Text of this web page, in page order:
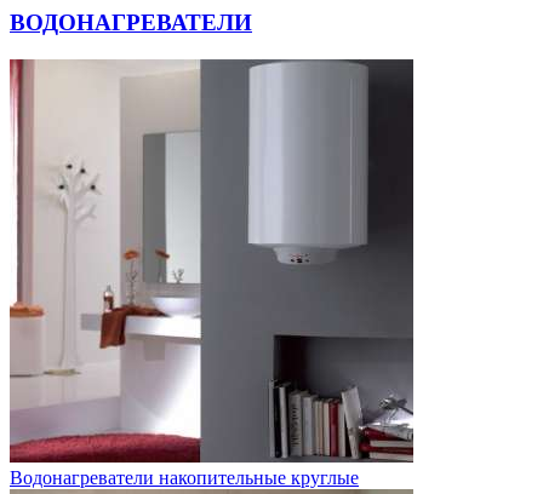
ВОДОНАГРЕВАТЕЛИ
Водонагреватели накопительные круглые